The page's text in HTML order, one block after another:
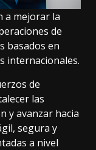
a mejorar la
de
basados en
internacionales.
de
las
y avanzar hacia
segura y
a nivel